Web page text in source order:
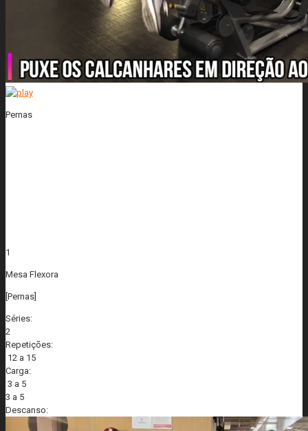
Pernas
1
Mesa Flexora
[Pernas]
Séries:
2
Repetições:
12 a 15
Carga:
3 a 5
3 a 5
Descanso: